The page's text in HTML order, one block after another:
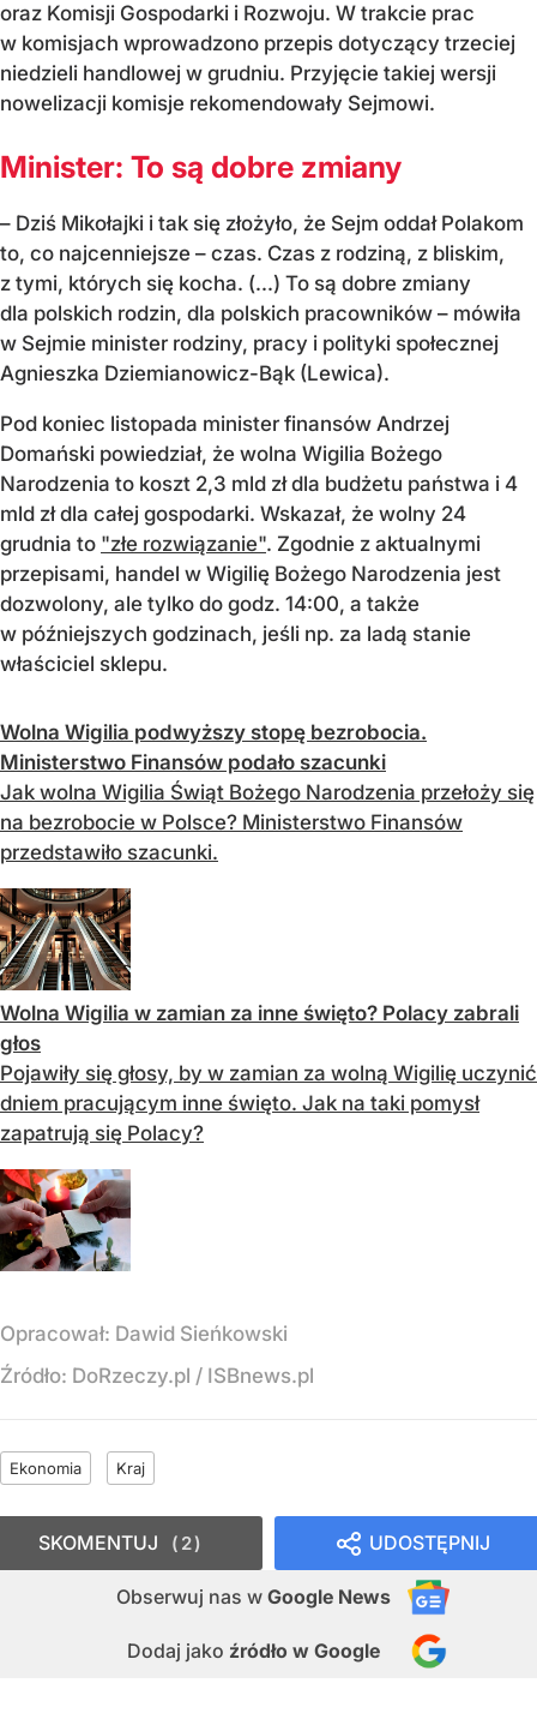
oraz Komisji Gospodarki i Rozwoju. W trakcie prac
w komisjach wprowadzono przepis dotyczący trzeciej
niedzieli handlowej w grudniu. Przyjęcie takiej wersji
nowelizacji komisje rekomendowały Sejmowi.
Minister: To są dobre zmiany
– Dziś Mikołajki i tak się złożyło, że Sejm oddał Polakom
to, co najcenniejsze – czas. Czas z rodziną, z bliskim,
z tymi, których się kocha. (...) To są dobre zmiany
dla polskich rodzin, dla polskich pracowników – mówiła
w Sejmie minister rodziny, pracy i polityki społecznej
Agnieszka Dziemianowicz-Bąk (Lewica).
Pod koniec listopada minister finansów Andrzej
Domański powiedział, że wolna Wigilia Bożego
Narodzenia to koszt 2,3 mld zł dla budżetu państwa i 4
mld zł dla całej gospodarki. Wskazał, że wolny 24
grudnia to "złe rozwiązanie". Zgodnie z aktualnymi
przepisami, handel w Wigilię Bożego Narodzenia jest
dozwolony, ale tylko do godz. 14:00, a także
w późniejszych godzinach, jeśli np. za ladą stanie
właściciel sklepu.
Wolna Wigilia podwyższy stopę bezrobocia.
Ministerstwo Finansów podało szacunki
Jak wolna Wigilia Świąt Bożego Narodzenia przełoży się
na bezrobocie w Polsce? Ministerstwo Finansów
przedstawiło szacunki.
Wolna Wigilia w zamian za inne święto? Polacy zabrali
głos
Pojawiły się głosy, by w zamian za wolną Wigilię uczynić
dniem pracującym inne święto. Jak na taki pomysł
zapatrują się Polacy?
Opracował: Dawid Sieńkowski
Źródło: DoRzeczy.pl / ISBnews.pl
Ekonomia Kraj
UDOSTĘPNIJ
Obserwuj nas w Google News
Dodaj jako źródło w Google
SKOMENTUJ 2